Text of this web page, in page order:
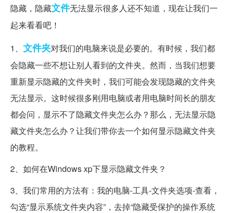
隐藏，隐藏文件无法显示很多人还不知道，现在让我们一
起来看看吧！
1、 文件夹对我们的电脑来说是必要的。有时候，我们都
会隐藏一些不想让别人看到的文件夹。然而，当我们想要
重新显示隐藏的文件夹时，我们可能会发现隐藏的文件夹
无法显示。这时候很多刚用电脑或者用电脑时间长的朋友
都会问，显示不了隐藏文件夹怎么办？那么，无法显示隐
藏文件夹怎么办？让我们带你去一个如何显示隐藏文件夹
的教程。
2、如何在Windows xp下显示隐藏文件夹？
3、我们常用的方法有：我的电脑-工具-文件夹选项-查看，
勾选“显示系统文件夹内容”，去掉“隐藏受保护的操作系统